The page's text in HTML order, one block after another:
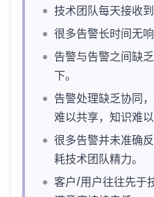
技术团队每天接收
很多告警长时间无
告警与告警之间缺
下。
告警处理缺乏协同
难以共享，知识难以
很多告警并未准确
耗技术团队精力。
客户/用户往往先于